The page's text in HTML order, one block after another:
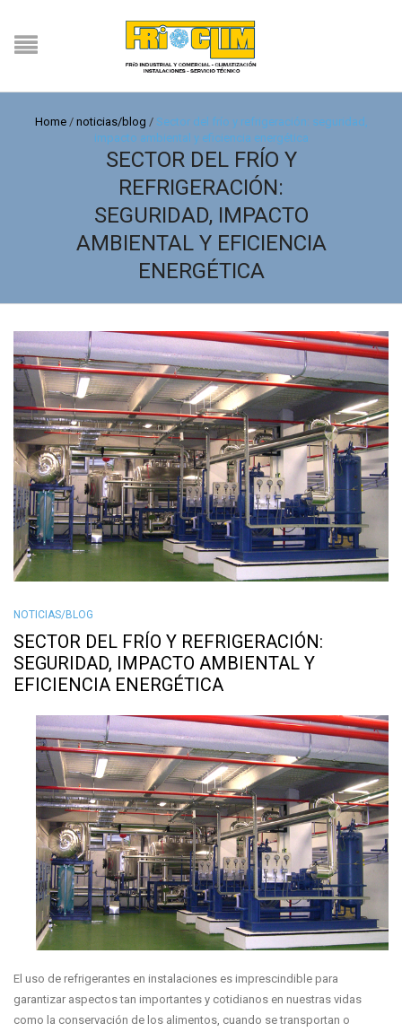
Home / noticias/blog / Sector del frío y refrigeración: seguridad,
impacto ambiental y eficiencia energética
SECTOR DEL FRÍO Y
REFRIGERACIÓN:
SEGURIDAD, IMPACTO
AMBIENTAL Y EFICIENCIA
ENERGÉTICA
NOTICIAS/BLOG
SECTOR DEL FRÍO Y REFRIGERACIÓN:
SEGURIDAD, IMPACTO AMBIENTAL Y
EFICIENCIA ENERGÉTICA
El uso de refrigerantes en instalaciones es imprescindible para
garantizar aspectos tan importantes y cotidianos en nuestras vidas
como la conservación de los alimentos, cuando se transportan o